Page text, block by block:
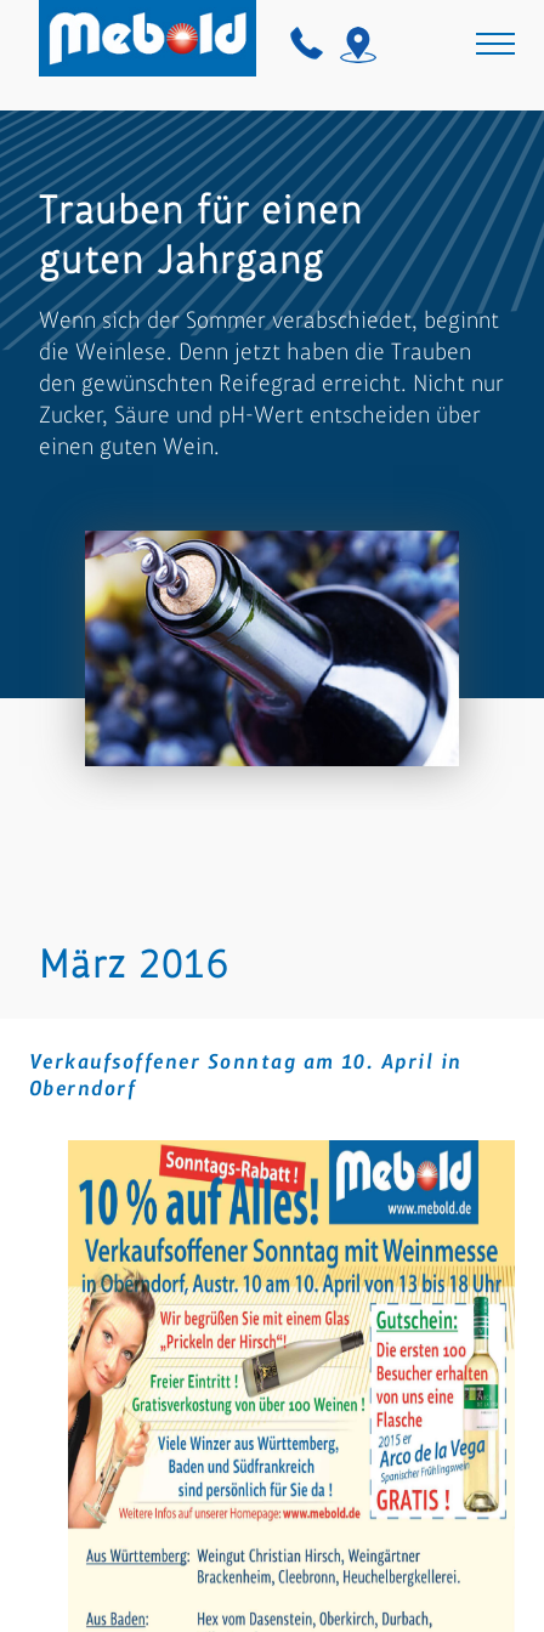
Trauben für einen
guten Jahrgang
Wenn sich der Sommer verabschiedet, beginnt
die Weinlese. Denn jetzt haben die Trauben
den gewünschten Reifegrad erreicht. Nicht nur
Zucker, Säure und pH-Wert entscheiden über
einen guten Wein.
März 2016
Verkaufsoffener Sonntag am 10. April in
Oberndorf